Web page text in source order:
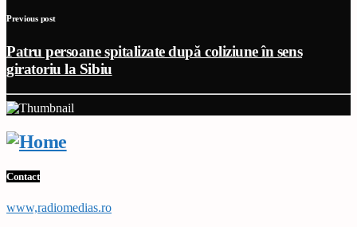
Previous post
Patru persoane spitalizate după coliziune în sens
giratoriu la Sibiu
Contact
www,radiomedias.ro